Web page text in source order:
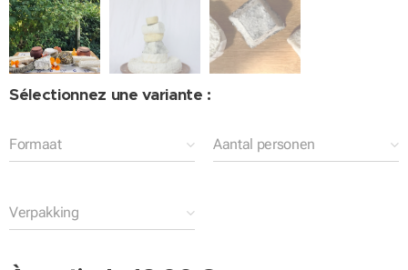
Sélectionnez une variante :
Formaat Aantal personen
Verpakking